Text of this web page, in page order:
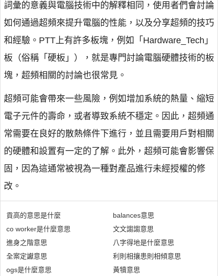
詞彙的意義與電腦技術中的解釋相同，使用者們會討論
如何通過超頻來提升電腦的性能，以及分享超頻的技巧
和經驗。PTT上有許多板塊，例如「Hardware_Tech」
板（俗稱「硬板」），就是專門討論電腦硬體技術的板
塊，超頻相關的討論也很常見。
超頻可能會帶來一些風險，例如增加系統的熱量、縮短
電子元件的壽命，或者導致系統不穩定。因此，超頻通
常需要在良好的散熱條件下進行，並且需要用戶對相關
的硬體和設置有一定的了解。此外，超頻可能會影響保
固，因為這通常被視為一種對產品進行未經授權的修
改。
貢高的意思是什麼
co worker是什麼意思
進身之階意思
全案定讞意思
ogs是什麼意思
balances意思
文文謅謅意思
八字得地是什麼意思
利則相攘患則相傾意思
黃犢意思